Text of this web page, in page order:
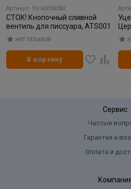
Артикул: УУ-00058280
СТОК! Кнопочный сливной
вентиль для писсуара, ATS001
нет отзывов
В корзину
Сервис
Частые
Гарантия и
Оплата и